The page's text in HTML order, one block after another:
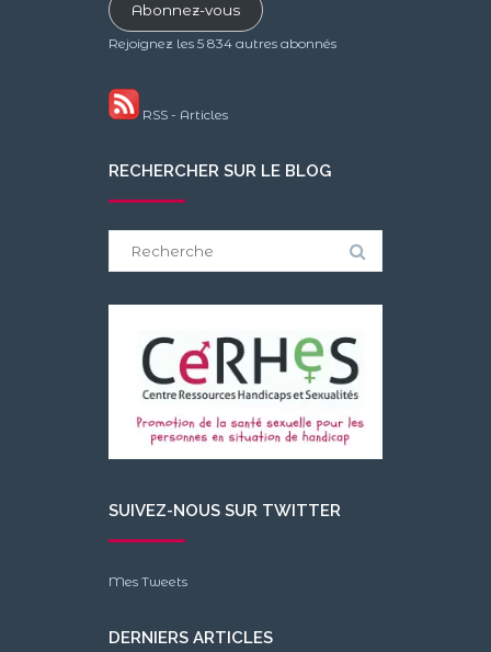
mailAbonnez-vous
Rejoignez les 5 834 autres abonnés
RSS - Articles
RECHERCHER SUR LE BLOG
SUIVEZ-NOUS SUR TWITTER
Mes Tweets
DERNIERS ARTICLES